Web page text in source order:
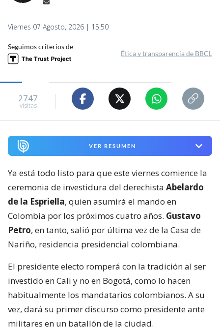
Viernes 07 Agosto, 2026 | 15:50
Seguimos criterios de
Ética y transparencia de BBCL
2747
visitas
VER RESUMEN
Ya está todo listo para que este viernes comience la
ceremonia de investidura del derechista Abelardo
de la Espriella, quien asumirá el mando en
Colombia por los próximos cuatro años. Gustavo
Petro, en tanto, salió por última vez de la Casa de
Nariño, residencia presidencial colombiana.
El presidente electo romperá con la tradición al ser
investido en Cali y no en Bogotá, como lo hacen
habitualmente los mandatarios colombianos. A su
vez, dará su primer discurso como presidente ante
militares en un batallón de la ciudad.